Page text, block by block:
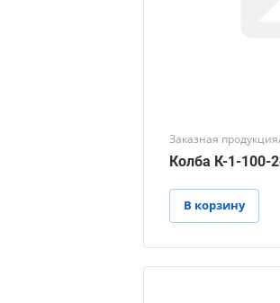
Заказная
Колба К-1-100-
В корзину